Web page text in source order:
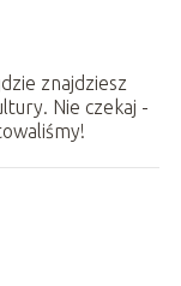
znajdziesz
Nie czekaj -